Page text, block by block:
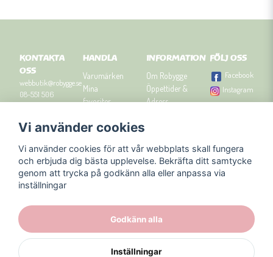
KONTAKTA
OSS
webbutik@robygge.se
08-551 506
Orgnummer: 556463-
HANDLA
Varumärken
Mina
favoriter
Om cookies
Presenttips
INFORMATION
Om Robygge
Öppettider &
Adress
Kontakta oss
Nyhetsbrev
Blogg
FÖLJ OSS
Facebook
Instagram
Vi använder cookies
Vi använder cookies för att vår webbplats skall fungera
och erbjuda dig bästa upplevelse. Bekräfta ditt samtycke
genom att trycka på godkänn alla eller anpassa via
inställningar
Godkänn alla
Inställningar